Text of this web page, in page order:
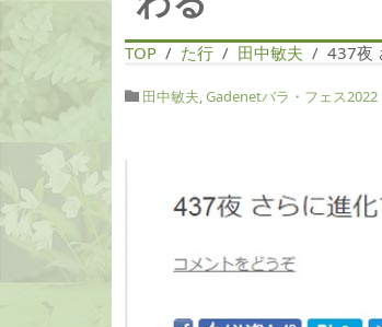
TOP た行 田中敏夫 437夜
田中敏夫,Gadenetバラ・フェス2022